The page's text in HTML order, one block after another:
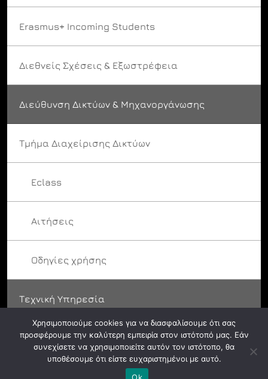
Erasmus+ Incoming Students
Διεθνείς Σχέσεις & Εξωστρέφεια
Διεύθυνση Δικτύων & Μηχανοργάνωσης
Τμήμα Διαχείρισης Δικτύων
Eclass
Αιτήσεις
Οδηγίες χρήσης
Τεχνική Υπηρεσία
© ASFA 2024. All rights reserved.
Χρησιμοποιούμε cookies για να διασφαλίσουμε ότι σας
προσφέρουμε την καλύτερη εμπειρία στον ιστότοπό μας. Εάν
συνεχίσετε να χρησιμοποιείτε αυτόν τον ιστότοπο, θα
υποθέσουμε ότι είστε ευχαριστημένοι με αυτό.
Ok